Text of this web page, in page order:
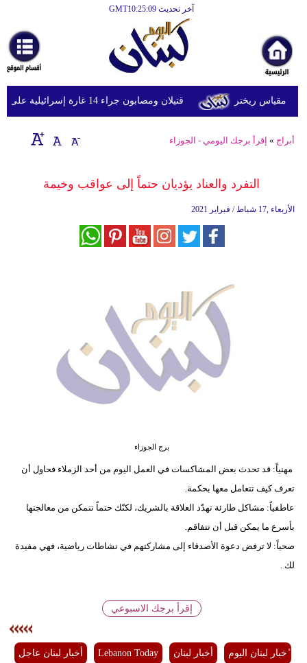
آخر تحديث GMT10:25:09
أخبارعاجلة
رياضة
ثقافة
إقتصاد
وموسيقى
مرأة
إسلامية
علوم
مدوَّنات
أبراج
قتيلان ومصابون جراء 14 غارة إسرائيلية على شرق وجنوب لبنان
أبراج » إقرأ برجك اليومي - الجوزاء
التفرد والعناد يؤديان حتماً إلى عواقب وخيمة
الأربعاء ,17 شباط / فبراير 2021
برج الجوزاء
مهنياً: قد تحدث بعض المشاكسات في العمل اليوم من أحد الزملاء فحاول أن
تعرف كيف تتعامل معها بحكمة.
عاطفياً: مشاكل طارئة تهدّد العلاقة بالشريك، لكنّك حتماً تتمكن من معالجتها
بأسرع ما يمكن قبل أن تتفاقم.
صحياً: لا ترفض دعوة الأصدقاء إلى مشاركتهم في نشاطات رياضية، فهي مفيدة
لك .
إقرأ برجك الاسبوعي
ٔخبار لبنان اليوم أخبار لبنان Lebanon Today أخبار لبنان عاجل